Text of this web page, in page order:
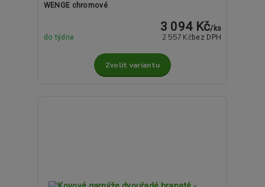
WENGE chromové
3 094 Kč/ ks
2 557 Kč bez DPH
do týdne
Zvolit variantu